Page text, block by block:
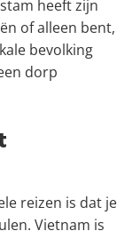
heeft zijn
of alleen bent,
bevolking
dorp
reizen is dat je
Vietnam is